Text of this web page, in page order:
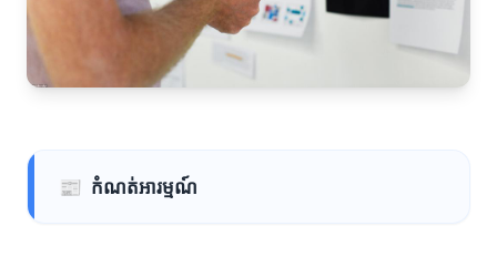
📰 កំណត់អារម្មណ៍